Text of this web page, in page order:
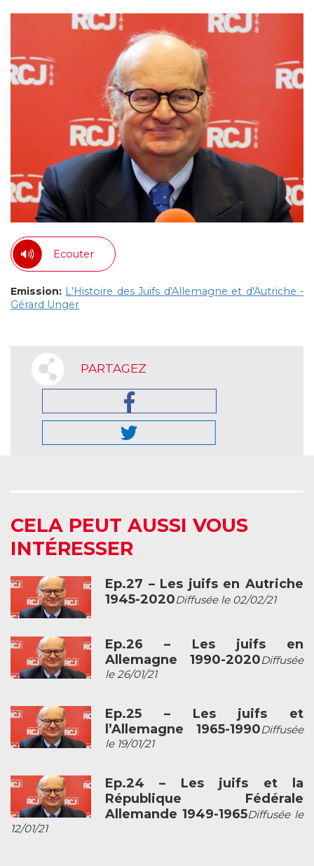
Ecouter
Emission: L'Histoire des Juifs d'Allemagne et d'Autriche -
Gérard Unger
PARTAGEZ
CELA PEUT AUSSI VOUS
INTÉRESSER
Ep.27 – Les juifs en Autriche
1945-2020Diffusée le 02/02/21
Ep.26 – Les juifs en
Allemagne 1990-2020Diffusée
le 26/01/21
Ep.25 – Les juifs et
l’Allemagne 1965-1990Diffusée
le 19/01/21
Ep.24 – Les juifs et la
République Fédérale
Allemande 1949-1965Diffusée le
12/01/21